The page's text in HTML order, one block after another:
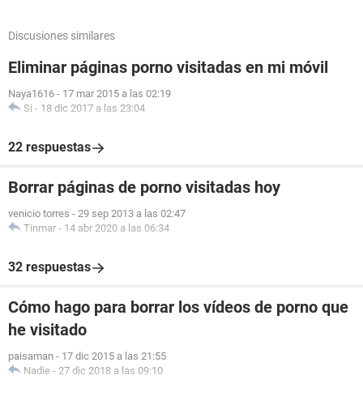
Discusiones similares
Eliminar páginas porno visitadas en mi móvil
Naya1616 - 17 mar 2015 a las 02:19
Si - 18 dic 2017 a las 23:04
22 respuestas
Borrar páginas de porno visitadas hoy
venicio torres - 29 sep 2013 a las 02:47
Tinmar - 14 abr 2020 a las 06:34
32 respuestas
Cómo hago para borrar los vídeos de porno que
he visitado
paisaman - 17 dic 2015 a las 21:55
Nadie - 27 dic 2018 a las 09:10